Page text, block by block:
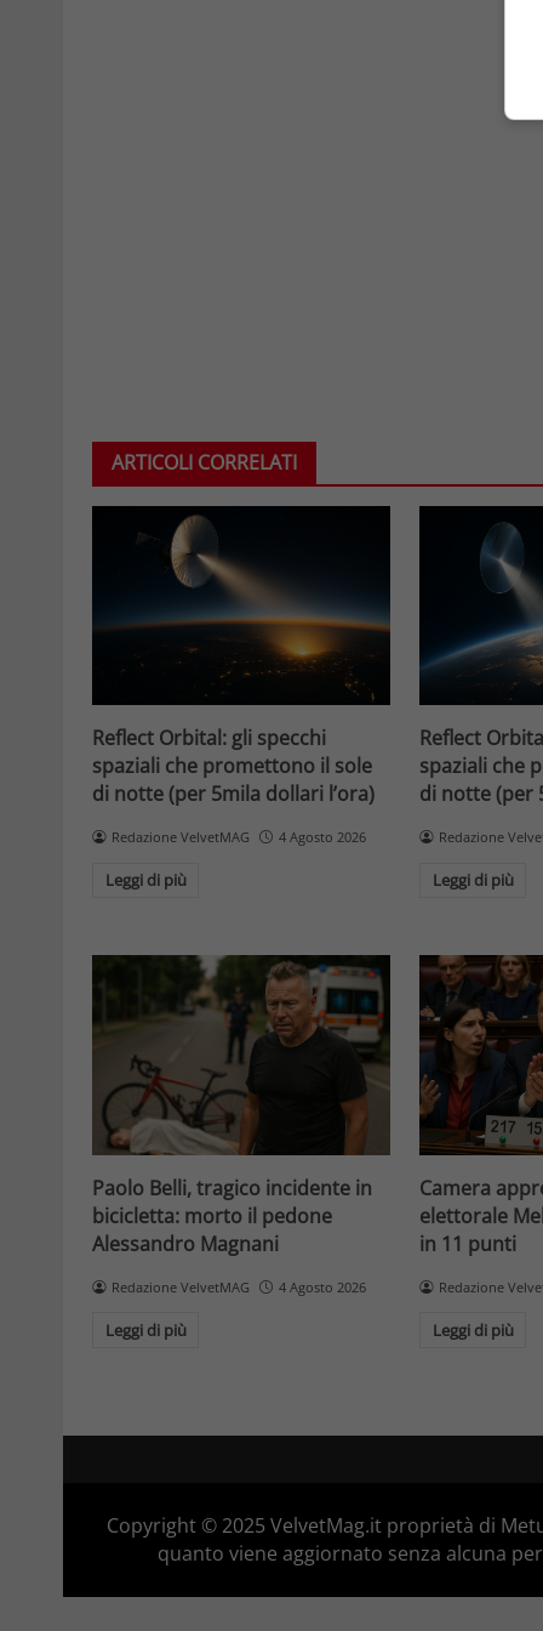
ARTICOLI CORRELATI
Reflect Orbital: gli specchi
spaziali che promettono il sole
di notte (per 5mila dollari l’ora)
Redazione VelvetMAG 4 Agosto 2026
Leggi di più
Reflect
spaziali che
di notte (per
Redazione
Leggi di più
Paolo Belli, tragico incidente in
bicicletta: morto il pedone
Alessandro Magnani
Redazione VelvetMAG 4 Agosto 2026
Leggi di più
Camera
elettorale
in 11 punti
Redazione
Leggi di più
Copyright © 2025 VelvetMag.it proprietà di
quanto viene aggiornato senza alcuna